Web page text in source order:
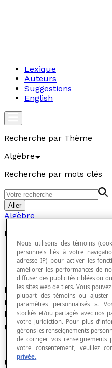
Lexique
Auteurs
Suggestions
English
Recherche par Thème
Algèbre
Recherche par mots clés
Aller
Algèbre
Règle
Lien - mathématique
relation entre les
Dans plusieurs cas, un
une suite ordonnée de
Une règle est aussi
Nous utilisons des témoins
personnels liés à votre
adresse IP) pour activer les
améliorer les performances de
diffuser des publicités ciblées ou
les sites web de tiers. Vous
plupart des témoins ou ajuster
paramètres personnalisés ».
stockés et/ou partagés avec nos
votre juridiction. Pour plus
gérons les renseignements
de corriger vos
votre consentement, veuillez
privée.